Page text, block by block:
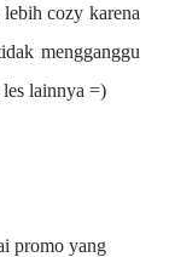
cozy karena
mengganggu
lainnya =)
promo yang